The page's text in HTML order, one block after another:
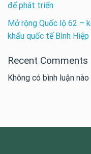
để phát triển
Mở rộng Quốc lộ 62 –
khẩu quốc tế Bình Hiệp
Recent Comments
Không có bình luận